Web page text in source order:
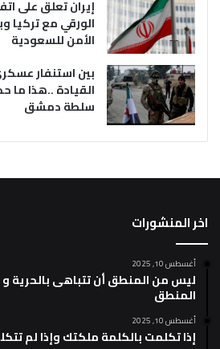
إيران تعلق على
الورقي مع تركيا
الأمن للسعودية
بين استنفار
القيادة ..هذا ما
سلطة دمشق
اخر المنشورات
أغسطس 10, 2025
ليس من المنطق أن تتباهى بالحرية
المنطق
أغسطس 10, 2025
إذا تكلمت بالكلمة ملكتك وإذا لم